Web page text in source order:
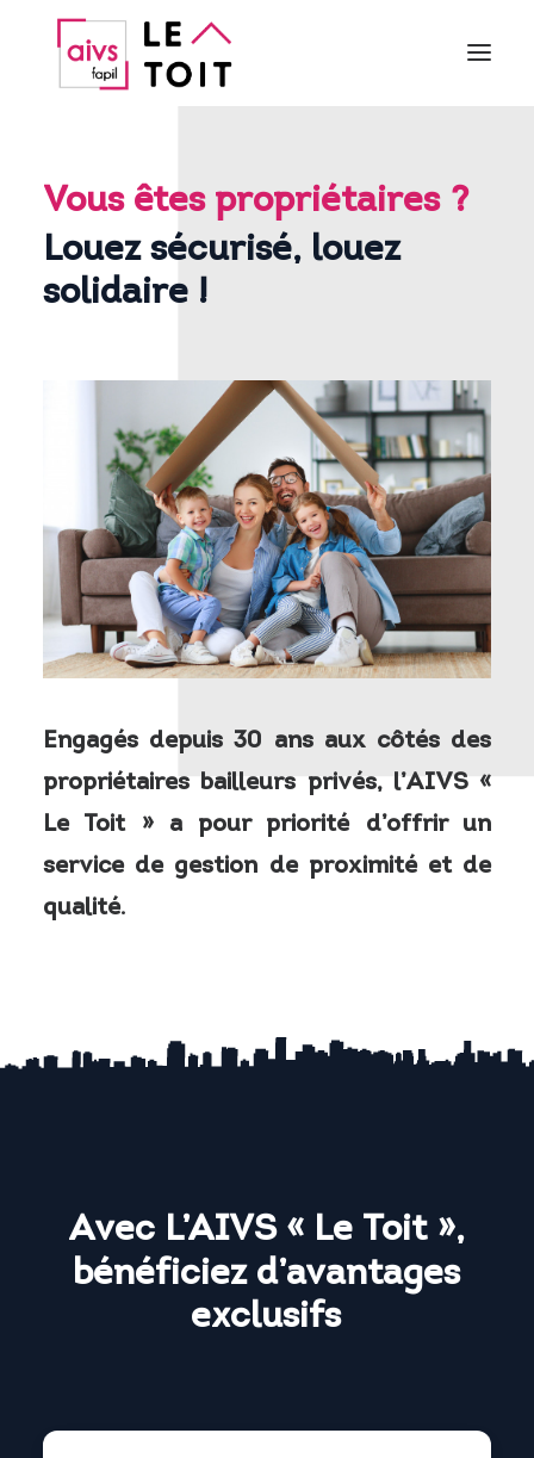
PROPRIÉTAIRE
PARTENAIRES
CONTACT
Vous connecter
Vous êtes propriétaires ?
Louez sécurisé, louez
solidaire !
Engagés depuis 30 ans aux côtés des
propriétaires bailleurs privés, l’AIVS «
Le Toit » a pour priorité d’offrir un
service de gestion de proximité et de
qualité.
Avec L’AIVS « Le Toit »,
bénéficiez d’avantages
exclusifs